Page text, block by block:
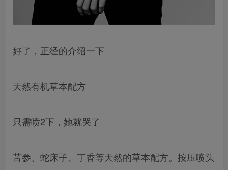
好了，正经的介绍一下
天然有机草本配方
只需喷2下，她就哭了
苦参、蛇床子、丁香等天然的草本配方。按压喷头